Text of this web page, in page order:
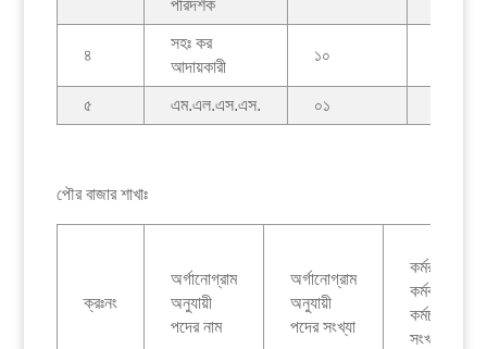
পরিদর্শক
৪
সহঃ কর
আদায়কারী
১০
৫ এম.এল.এস.এস. ০১
পৌর বাজার শাখাঃ
ক্রঃনং
অর্গানোগ্রাম
অনুযায়ী
পদের নাম
অর্গানোগ্রাম
অনুযায়ী
পদের সংখ্যা
কর্মরত
কর্মকর্তা/
কর্মচারীদের
সংখ্যা